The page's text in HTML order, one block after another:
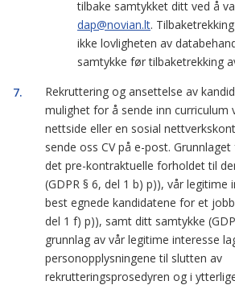
tilbake samtykket ditt ved å
dap@novian.lt.
ikke lovligheten av
samtykke før tilbaketrekking
Rekruttering og ansettelse av
mulighet for å sende inn curriculum
nettside eller en sosial
sende oss CV på e-post.
det pre-kontraktuelle forholdet til
(GDPR § 6, del 1 b) p)), vår legitime
best egnede kandidatene for et
del 1 f) p)), samt ditt samtykke
grunnlag av vår legitime interesse
personopplysningene til slutten av
rekrutteringsprosedyren og i